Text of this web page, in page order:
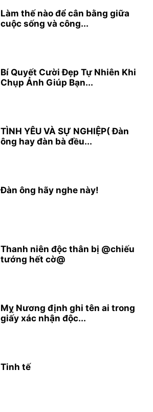
Làm thế nào để cân bằng giữa
cuộc sống và công...
Bí Quyết Cười Đẹp Tự Nhiên Khi
Chụp Ảnh Giúp Bạn...
TÌNH YÊU VÀ SỰ NGHIỆP( Đàn
ông hay đàn bà đều...
Đàn ông hãy nghe này!
Thanh niên độc thân bị @chiếu
tướng hết cờ@
Mỵ Nương định ghi tên ai trong
giấy xác nhận độc...
Tinh tế